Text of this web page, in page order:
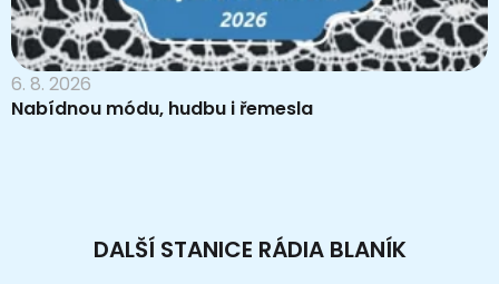
6. 8. 2026
Nabídnou módu, hudbu i řemesla
DALŠÍ STANICE RÁDIA BLANÍK